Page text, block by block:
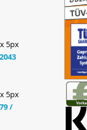
5px
5px
/